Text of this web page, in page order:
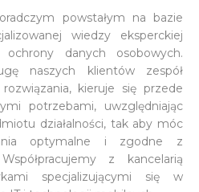
powstałym na bazie
wiedzy eksperckiej
ochrony danych osobowych.
naszych klientów zespół
kieruje się przede
potrzebami, uwzględniając
działalności, tak aby móc
optymalne i zgodne z
z kancelarią
specjalizującymi się w